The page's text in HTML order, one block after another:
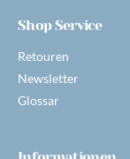
Shop Service
Retouren
Newsletter
Glossar